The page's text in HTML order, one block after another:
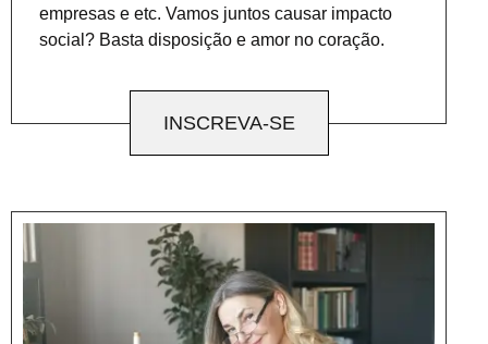
empresas e etc. Vamos juntos causar impacto
social? Basta disposição e amor no coração.
INSCREVA-SE